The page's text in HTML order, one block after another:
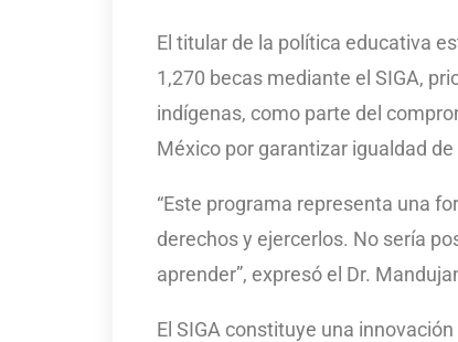
El titular de la política educativa
1,270 becas mediante el SIGA,
indígenas, como parte del
México por garantizar igualdad
“Este programa representa una
derechos y ejercerlos. No sería
aprender”, expresó el Dr.
El SIGA constituye una